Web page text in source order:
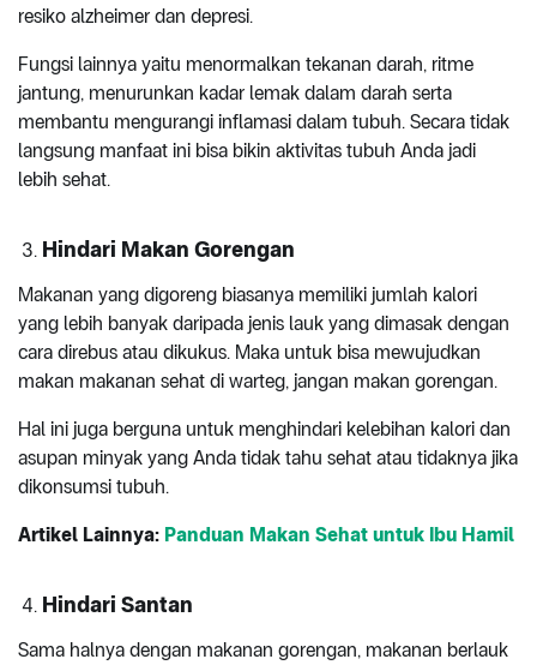
resiko alzheimer dan depresi.
Fungsi lainnya yaitu menormalkan tekanan darah, ritme
jantung, menurunkan kadar lemak dalam darah serta
membantu mengurangi inflamasi dalam tubuh. Secara tidak
langsung manfaat ini bisa bikin aktivitas tubuh Anda jadi
lebih sehat.
Hindari Makan Gorengan
Makanan yang digoreng biasanya memiliki jumlah kalori
yang lebih banyak daripada jenis lauk yang dimasak dengan
cara direbus atau dikukus. Maka untuk bisa mewujudkan
makan makanan sehat di warteg, jangan makan gorengan.
Hal ini juga berguna untuk menghindari kelebihan kalori dan
asupan minyak yang Anda tidak tahu sehat atau tidaknya jika
dikonsumsi tubuh.
Artikel Lainnya: Panduan Makan Sehat untuk Ibu Hamil
Hindari Santan
Sama halnya dengan makanan gorengan, makanan berlauk